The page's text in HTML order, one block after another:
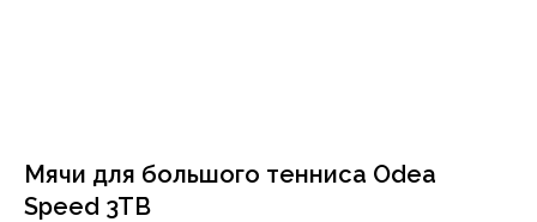
Мячи для большого тенниса Odea
Speed 3TB